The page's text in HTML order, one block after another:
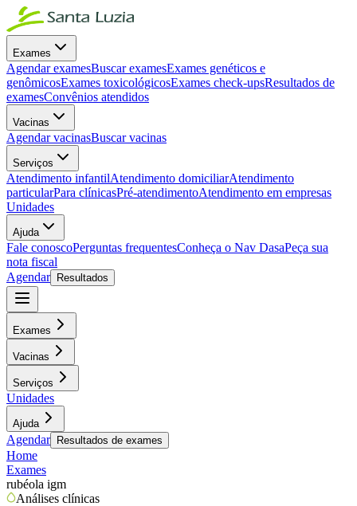
Exames
Agendar examesBuscar examesExames genéticos e
genômicosExames toxicológicosExames check-upsResultados de
examesConvênios atendidos
Vacinas
Agendar vacinasBuscar vacinas
Serviços
Atendimento infantilAtendimento domiciliarAtendimento
particularPara clínicasPré-atendimentoAtendimento em empresas
Unidades
Ajuda
Fale conoscoPerguntas frequentesConheça o Nav DasaPeça sua
nota fiscal
Agendar
Resultados
Exames
Vacinas
Serviços
Unidades
Ajuda
Agendar Resultados de exames
Home
Exames
rubéola igm
Análises clínicas